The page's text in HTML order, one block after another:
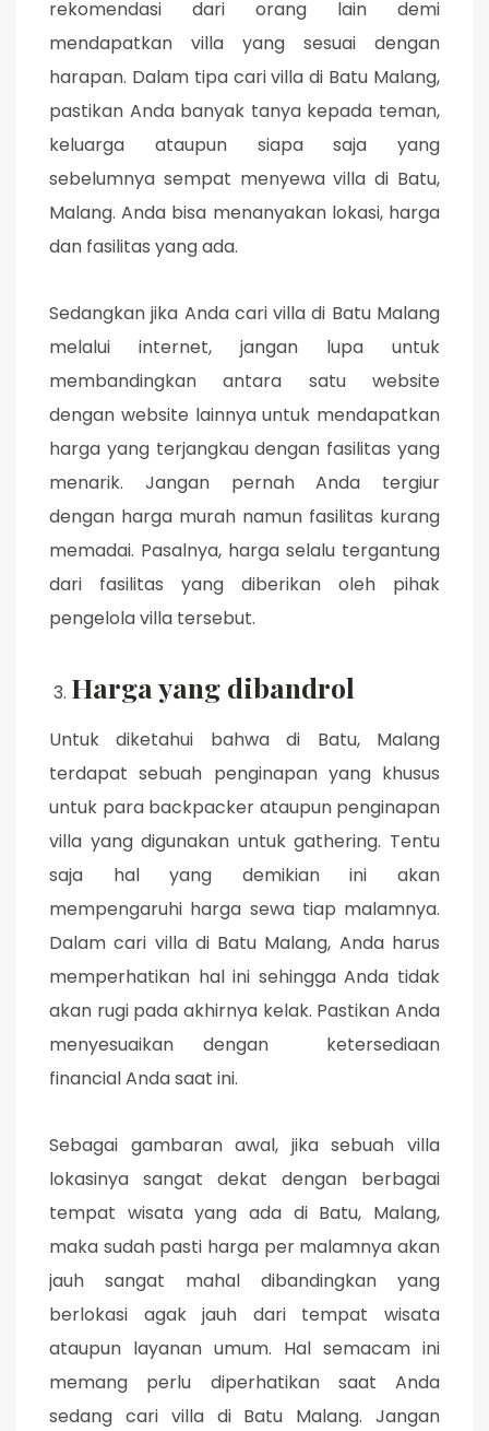
rekomendasi dari orang lain demi
mendapatkan villa yang sesuai dengan
harapan. Dalam tipa cari villa di Batu Malang,
pastikan Anda banyak tanya kepada teman,
keluarga ataupun siapa saja yang
sebelumnya sempat menyewa villa di Batu,
Malang. Anda bisa menanyakan lokasi, harga
dan fasilitas yang ada.
Sedangkan jika Anda cari villa di Batu Malang
melalui internet, jangan lupa untuk
membandingkan antara satu website
dengan website lainnya untuk mendapatkan
harga yang terjangkau dengan fasilitas yang
menarik. Jangan pernah Anda tergiur
dengan harga murah namun fasilitas kurang
memadai. Pasalnya, harga selalu tergantung
dari fasilitas yang diberikan oleh pihak
pengelola villa tersebut.
Harga yang dibandrol
Untuk diketahui bahwa di Batu, Malang
terdapat sebuah penginapan yang khusus
untuk para backpacker ataupun penginapan
villa yang digunakan untuk gathering. Tentu
saja hal yang demikian ini akan
mempengaruhi harga sewa tiap malamnya.
Dalam cari villa di Batu Malang, Anda harus
memperhatikan hal ini sehingga Anda tidak
akan rugi pada akhirnya kelak. Pastikan Anda
menyesuaikan dengan ketersediaan
financial Anda saat ini.
Sebagai gambaran awal, jika sebuah villa
lokasinya sangat dekat dengan berbagai
tempat wisata yang ada di Batu, Malang,
maka sudah pasti harga per malamnya akan
jauh sangat mahal dibandingkan yang
berlokasi agak jauh dari tempat wisata
ataupun layanan umum. Hal semacam ini
memang perlu diperhatikan saat Anda
sedang cari villa di Batu Malang. Jangan